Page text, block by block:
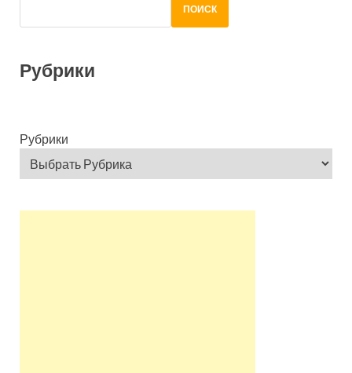
ПОИСК
Рубрики
Рубрики